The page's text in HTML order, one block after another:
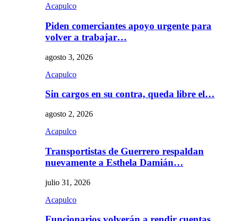
Acapulco
Piden comerciantes apoyo urgente para
volver a trabajar…
agosto 3, 2026
Acapulco
Sin cargos en su contra, queda libre el…
agosto 2, 2026
Acapulco
Transportistas de Guerrero respaldan
nuevamente a Esthela Damián…
julio 31, 2026
Acapulco